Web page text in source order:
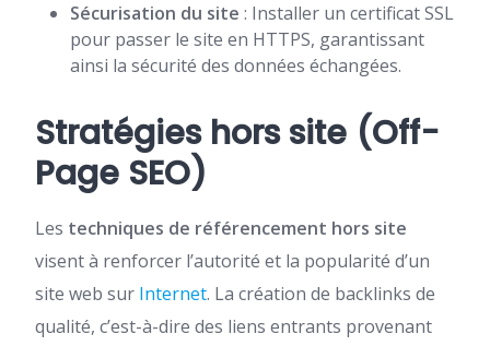
Sécurisation du site : Installer un certificat SSL
pour passer le site en HTTPS, garantissant
ainsi la sécurité des données échangées.
Stratégies hors site (Off-
Page SEO)
Les techniques de référencement hors site
visent à renforcer l’autorité et la popularité d’un
site web sur Internet. La création de backlinks de
qualité, c’est-à-dire des liens entrants provenant